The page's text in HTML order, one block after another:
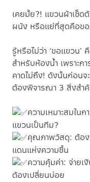
เคยมั้ย?! แขวนผ้าเช็
ผนัง หรือแย่ที่สุดคือข
รู้หรือไม่ว่า ‘ขอแขวน
สำหรับห้องน้ำ เพราะก
คาดไม่ถึง! ดังนั้นก่อน
ต้องพิจารณา 3 สิ่งสำ
ความเหมาะสมใน
แขวนเป็นทีม?
คุณภาพวัสดุ: ต้อง
แดนแห่งความชื้น
ความคุ้มค่า: จ่ายเ
ต้องเปลี่ยนบ่อย